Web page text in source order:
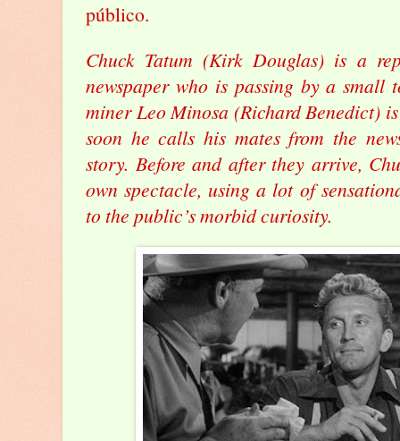
público.
Chuck Tatum (Kirk Douglas) is a
newspaper who is passing by a small
miner Leo Minosa (Richard Benedict)
soon he calls his mates from the
story. Before and after they arrive,
own spectacle, using a lot of
to the public’s morbid curiosity.